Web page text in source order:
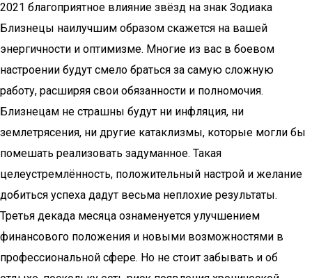
2021 благоприятное влияние звёзд на знак Зодиака
Близнецы наилучшим образом скажется на вашей
энергичности и оптимизме. Многие из вас в боевом
настроении будут смело браться за самую сложную
работу, расширяя свои обязанности и полномочия.
Близнецам не страшны будут ни инфляция, ни
землетрясения, ни другие катаклизмы, которые могли бы
помешать реализовать задуманное. Такая
целеустремлённость, положительный настрой и желание
добиться успеха дадут весьма неплохие результаты.
Третья декада месяца ознаменуется улучшением
финансового положения и новыми возможностями в
профессиональной сфере. Но не стоит забывать и об